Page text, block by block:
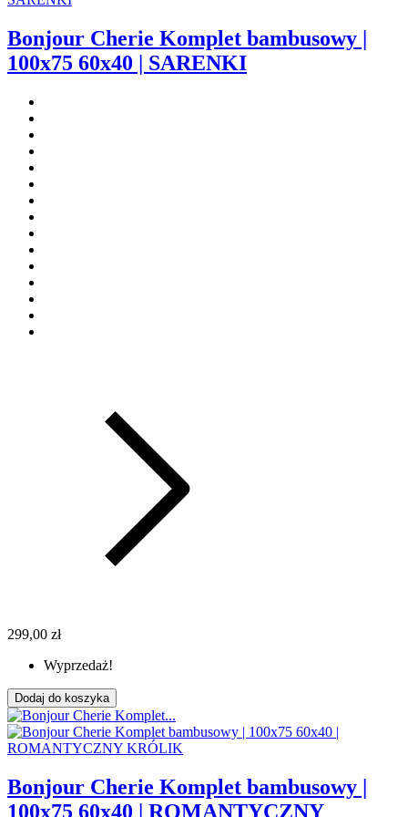
Bonjour Cherie Komplet bambusowy |
100x75 60x40 | SARENKI
299,00 zł
Wyprzedaż!
Dodaj do koszyka
Bonjour Cherie Komplet bambusowy |
100x75 60x40 | ROMANTYCZNY